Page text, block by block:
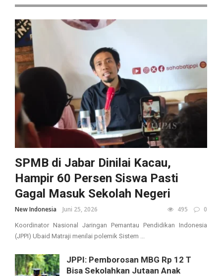
SPMB di Jabar Dinilai Kacau,
Hampir 60 Persen Siswa Pasti
Gagal Masuk Sekolah Negeri
New Indonesia Juni 25, 2026 495 0
Koordinator Nasional Jaringan Pemantau Pendidikan Indonesia
(JPPI) Ubaid Matraji menilai polemik Sistem ...
JPPI: Pemborosan MBG Rp 12 T
Bisa Sekolahkan Jutaan Anak